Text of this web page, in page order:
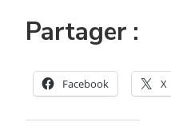
Partager :
Facebook X